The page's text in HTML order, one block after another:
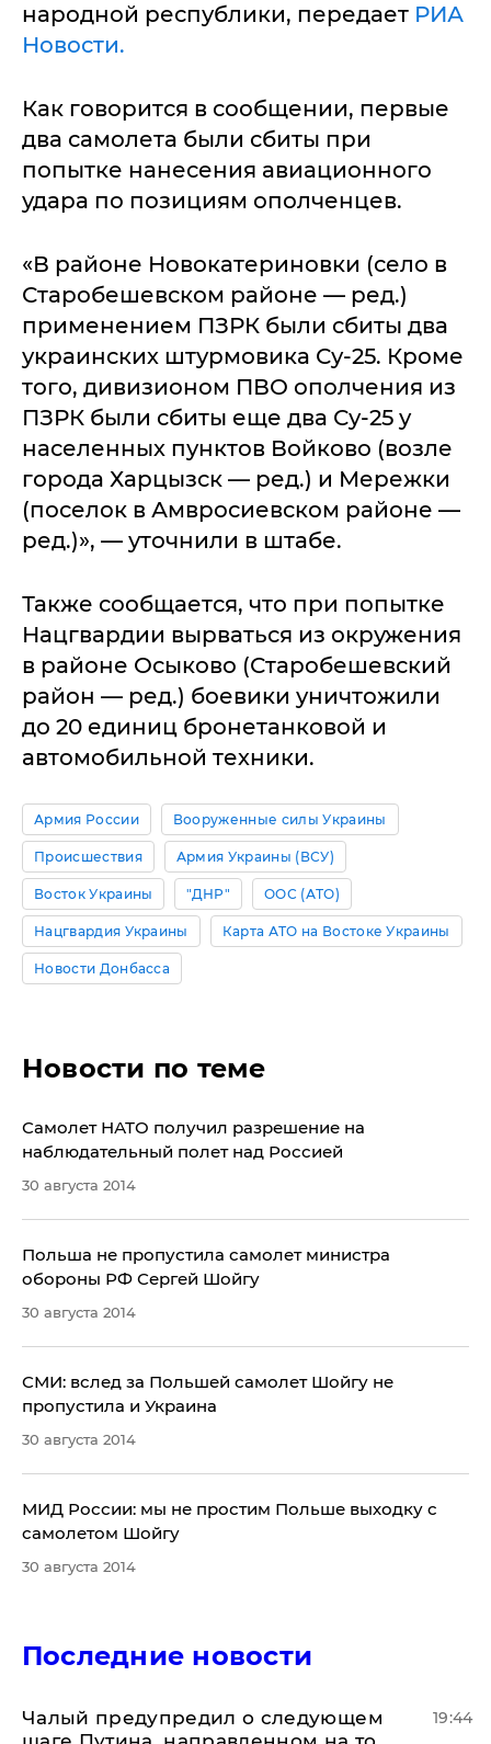
народной республики, передает РИА
Новости.
Как говорится в сообщении, первые
два самолета были сбиты при
попытке нанесения авиационного
удара по позициям ополченцев.
«В районе Новокатериновки (село в
Старобешевском районе — ред.)
применением ПЗРК были сбиты два
украинских штурмовика Су-25. Кроме
того, дивизионом ПВО ополчения из
ПЗРК были сбиты еще два Су-25 у
населенных пунктов Войково (возле
города Харцызск — ред.) и Мережки
(поселок в Амвросиевском районе —
ред.)», — уточнили в штабе.
Также сообщается, что при попытке
Нацгвардии вырваться из окружения
в районе Осыково (Старобешевский
район — ред.) боевики уничтожили
до 20 единиц бронетанковой и
автомобильной техники.
Армия России Вооруженные силы Украины
Происшествия Армия Украины (ВСУ)
Восток Украины "ДНР" ООС (АТО)
Нацгвардия Украины Карта АТО на Востоке Украины
Новости Донбасса
Новости по теме
Самолет НАТО получил разрешение на
наблюдательный полет над Россией
30 августа 2014
Польша не пропустила самолет министра
обороны РФ Сергей Шойгу
30 августа 2014
СМИ: вслед за Польшей самолет Шойгу не
пропустила и Украина
30 августа 2014
МИД России: мы не простим Польше выходку с
самолетом Шойгу
30 августа 2014
Последние новости
Чалый предупредил о следующем
19:44